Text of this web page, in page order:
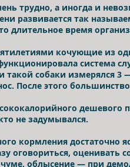
трудно, а иногда и
развивается так
длительное время
кочующие из
система
такой собаки измерялся
После этого
дешевого
не задумывался.
кормления достаточно
оговориться,
облысение — при